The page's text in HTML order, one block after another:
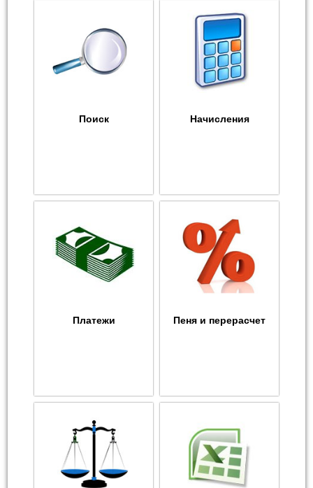
Поиск Начисления
Платежи Пеня и перерасчет